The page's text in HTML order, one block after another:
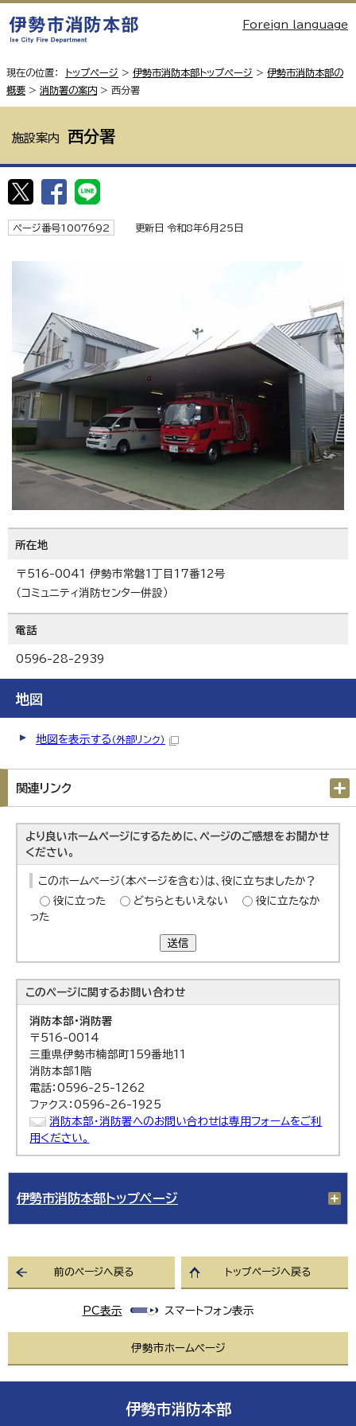
Foreign language
現在の位置： トップページ > 伊勢市消防本部トップページ > 伊勢市消防本部の
概要 > 消防署の案内 > 西分署
施設案内 西分署
ページ番号1007692 更新日 令和8年6月25日
所在地
〒516-0041 伊勢市常磐1丁目17番12号
（コミュニティ消防センター併設）
電話
0596-28-2939
地図
地図を表示する （外部リンク）
関連リンク
より良いホームページにするために、ページのご感想をお聞かせ
ください。
このホームページ（本ページを含む）は、役に立ちましたか？
役に立った
どちらともいえない
役に立たなか
った
送信
このページに関するお問い合わせ
消防本部・消防署
〒516-0014
三重県伊勢市楠部町159番地11
消防本部1階
電話：0596-25-1262
ファクス：0596-26-1925
消防本部・消防署へのお問い合わせは専用フォームをご利
用ください。
伊勢市消防本部トップページ
前のページへ戻る トップページへ戻る
PC表示 スマートフォン表示
伊勢市ホームページ
伊勢市消防本部